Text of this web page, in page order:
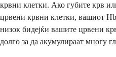
крвни клетки. Ако губите крв
црвени крвни клетки, вашиот
низок бидејќи вашите црвени
долго за да акумулираат многу